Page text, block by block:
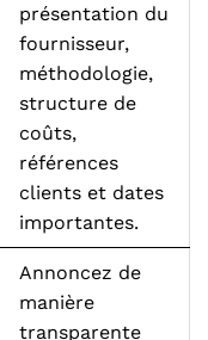
présentation du
fournisseur,
méthodologie,
structure de
coûts,
références
clients et dates
importantes.
Annoncez de
manière
transparente